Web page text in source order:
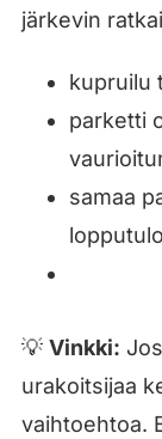
järkevin
kupruilu
parketti
samaa
💡 Vinkki:
urakoitsijaa
vaihtoehtoa.